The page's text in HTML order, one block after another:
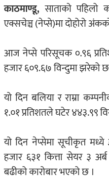
काठमाण्डू, साताको पहिलो
एक्सचेञ्च (नेप्से)मा दोहोरो
आज नेप्से परिसूचक ०.९६
हजार ६०९.६७ विन्दुमा झरेको
यो दिन बलिया र राम्रा
१.०१ प्रतिशतले घटेर ४४३.९९
यो दिन नेप्सेमा सूचीकृत मध्ये
हजार ६३१ कित्ता सेयर ३
बढीको कारोबार भएको छ ।